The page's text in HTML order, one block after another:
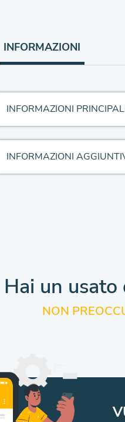
INFORMAZIONI
INFORMAZIONI
INFORMAZIONI
Hai un usato
NON